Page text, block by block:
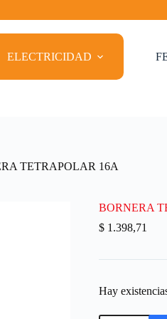
ELECTRICIDAD
TETRAPOLAR 16A
BORNERA
$1.398,71
Hay